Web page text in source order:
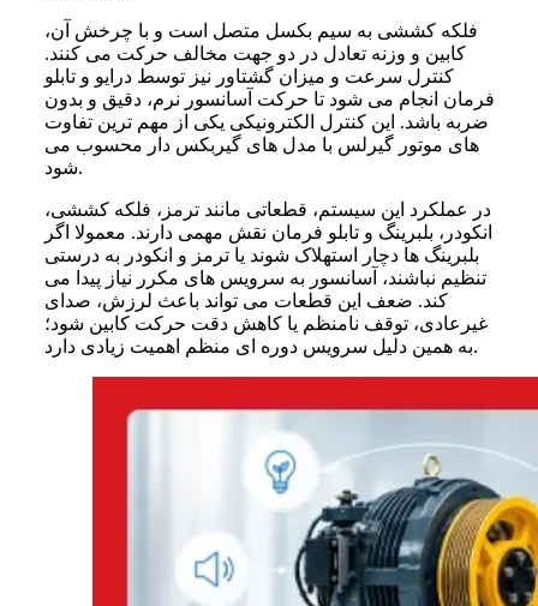
فلکه کششی به سیم بکسل متصل است و با چرخش آن،
کابین و وزنه تعادل در دو جهت مخالف حرکت می کنند.
کنترل سرعت و میزان گشتاور نیز توسط درایو و تابلو
فرمان انجام می شود تا حرکت آسانسور نرم، دقیق و بدون
ضربه باشد. این کنترل الکترونیکی یکی از مهم ترین تفاوت
های موتور گیرلس با مدل های گیربکس دار محسوب می
شود.
در عملکرد این سیستم، قطعاتی مانند ترمز، فلکه کششی،
انکودر، بلبرینگ و تابلو فرمان نقش مهمی دارند. معمولا اگر
بلبرینگ ها دچار استهلاک شوند یا ترمز و انکودر به درستی
تنظیم نباشند، آسانسور به سرویس های مکرر نیاز پیدا می
کند. ضعف این قطعات می تواند باعث لرزش، صدای
غیرعادی، توقف نامنظم یا کاهش دقت حرکت کابین شود؛
به همین دلیل سرویس دوره ای منظم اهمیت زیادی دارد.